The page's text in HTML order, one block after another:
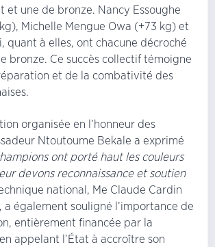
et une de bronze. Nancy Essoughe
Michelle Mengue Owa (+73 kg) et
quant à elles, ont chacune décroché
bronze. Ce succès collectif témoigne
et de la combativité des
organisée en l’honneur des
Ntoutoume Bekale a exprimé
ont porté haut les couleurs
devons reconnaissance et soutien
national, Me Claude Cardin
a également souligné l’importance de
entièrement financée par la
appelant l’État à accroître son